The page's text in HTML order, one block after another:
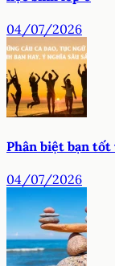
04/07/2026
Phân biệt bạn tốt
04/07/2026